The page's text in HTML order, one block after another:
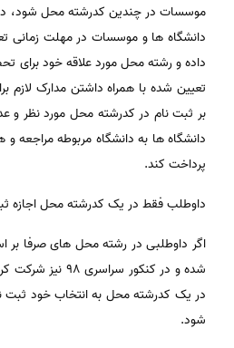
موسسات در چندین کدرشته محل شود،
دانشگاه ها و موسسات در مهلت زمانی
داده و رشته محل مورد علاقه خود برای
تعیین شده با همراه داشتن مدارک لازم
بر ثبت نام در کدرشته محل مورد نظر و
دانشگاه ها به دانشگاه مربوطه مراجعه و
پرداخت کند.
داوطلب فقط در یک کدرشته محل اجازه
اگر داوطلبی در رشته محل های صرفا
شده و در کنکور
در یک کدرشته محل به انتخاب خود
شود.